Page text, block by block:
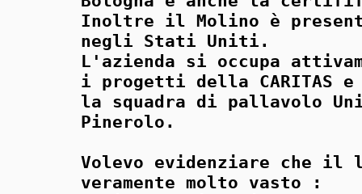
Inoltre il Molino è
negli Stati Uniti.
L'azienda si occupa
i progetti della CARITAS
la squadra di pallavolo
Pinerolo.
Volevo evidenziare che il
veramente molto vasto :